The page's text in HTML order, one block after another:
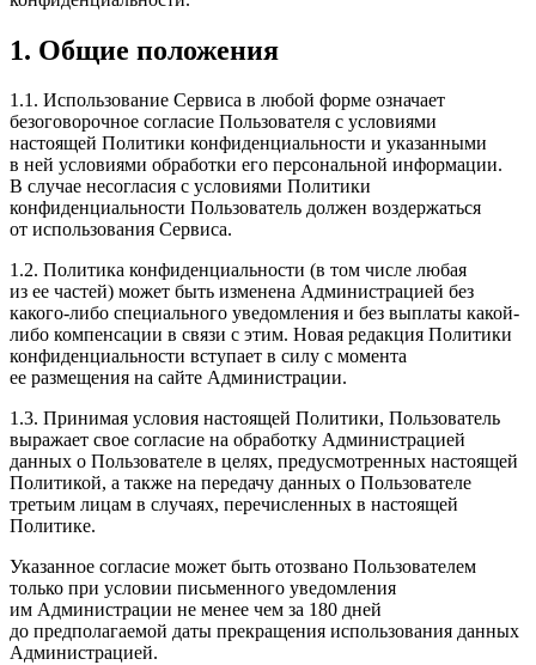
1. Общие положения
1.1. Использование Сервиса в любой форме означает
безоговорочное согласие Пользователя с условиями
настоящей Политики конфиденциальности и указанными
в ней условиями обработки его персональной информации.
В случае несогласия с условиями Политики
конфиденциальности Пользователь должен воздержаться
от использования Сервиса.
1.2. Политика конфиденциальности (в том числе любая
из ее частей) может быть изменена Администрацией без
какого-либо специального уведомления и без выплаты какой-
либо компенсации в связи с этим. Новая редакция Политики
конфиденциальности вступает в силу с момента
ее размещения на сайте Администрации.
1.3. Принимая условия настоящей Политики, Пользователь
выражает свое согласие на обработку Администрацией
данных о Пользователе в целях, предусмотренных настоящей
Политикой, а также на передачу данных о Пользователе
третьим лицам в случаях, перечисленных в настоящей
Политике.
Указанное согласие может быть отозвано Пользователем
только при условии письменного уведомления
им Администрации не менее чем за 180 дней
до предполагаемой даты прекращения использования данных
Администрацией.